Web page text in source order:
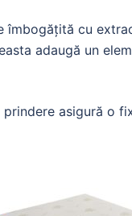
îmbogățită cu
adaugă un
asigură o